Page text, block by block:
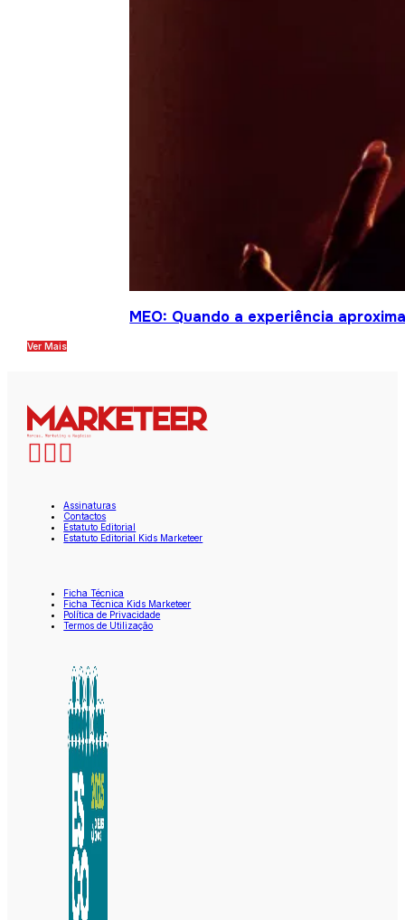
MEO: Quando a experiência
Ver Mais
Assinaturas
Contactos
Estatuto Editorial
Estatuto Editorial Kids Marketeer
Ficha Técnica
Ficha Técnica Kids Marketeer
Política de Privacidade
Termos de Utilização